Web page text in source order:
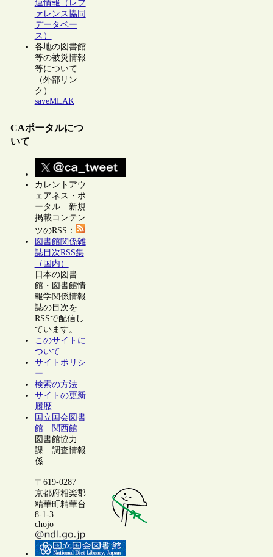
連情報（レフ
ァレンス協同
データベー
ス）
各地の図書館
等の被災情報
等について
（外部リン
ク）
saveMLAK
CAポータルにつ
いて
カレントアウ
ェアネス・ポ
ータル 新規
掲載コンテン
ツのRSS：
図書館関係雑
誌目次RSS集
（国内）
日本の図書
館・図書館情
報学関係情報
誌の目次を
RSSで配信し
ています。
このサイトに
ついて
サイトポリシ
ー
検索の方法
サイトの更新
履歴
国立国会図書
館 関西館
図書館協力
課 調査情報
係
〒619-0287
京都府相楽郡
精華町精華台
8-1-3
chojo